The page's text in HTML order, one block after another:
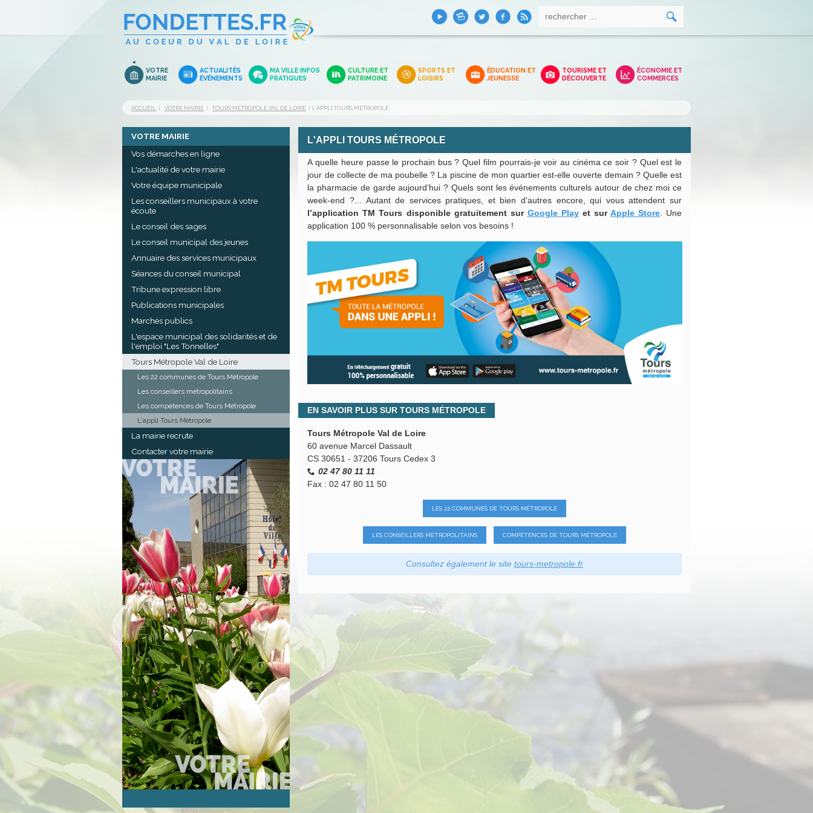
VOTRE
MAIRIE
ACTUALITÉS
ÉVÉNEMENTS
MA VILLE INFOS
PRATIQUES
CULTURE ET
PATRIMOINE
SPORTS ET
LOISIRS
ÉDUCATION ET
JEUNESSE
TOURISME ET
DÉCOUVERTE
ÉCONOMIE ET
COMMERCES
ACCUEIL VOTRE MAIRIE TOURS MÉTROPOLE VAL DE LOIRE L'APPLI TOURS MÉTROPOLE
VOTRE MAIRIE
Vos démarches en ligne
L'actualité de votre mairie
Votre équipe municipale
Les conseillers municipaux à votre
écoute
Le conseil des sages
Le conseil municipal des jeunes
Annuaire des services municipaux
Séances du conseil municipal
Tribune expression libre
Publications municipales
Marchés publics
L'espace municipal des solidarités et de
l'emploi "Les Tonnelles"
Tours Métropole Val de Loire
Les 22 communes de Tours Métropole
Les conseillers métropolitains
Les compétences de Tours Métropole
L'appli Tours Métropole
La mairie recrute
Contacter votre mairie
L'APPLI TOURS MÉTROPOLE
A quelle heure passe le prochain bus ? Quel film pourrais-je voir au cinéma ce soir ? Quel est le
jour de collecte de ma poubelle ? La piscine de mon quartier est-elle ouverte demain ? Quelle est
la pharmacie de garde aujourd’hui ? Quels sont les événements culturels autour de chez moi ce
week-end ?... Autant de services pratiques, et bien d’autres encore, qui vous attendent sur
l’application TM Tours disponible gratuitement sur Google Playet sur Apple Store. Une
application 100 % personnalisable selon vos besoins !
EN SAVOIR PLUS SUR TOURS MÉTROPOLE
Tours Métropole Val de Loire
60 avenue Marcel Dassault
CS 30651 - 37206 Tours Cedex 3
02 47 80 11 11
Fax : 02 47 80 11 50
LES 22 COMMUNES DE TOURS MÉTROPOLE
LES CONSEILLERS MÉTROPOLITAINS COMPÉTENCES DE TOURS MÉTROPOLE
Consultez également le sitetours-metropole.fr